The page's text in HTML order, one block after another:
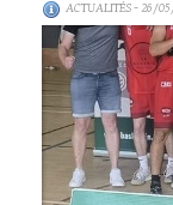
ACTUALITÉS- 26/